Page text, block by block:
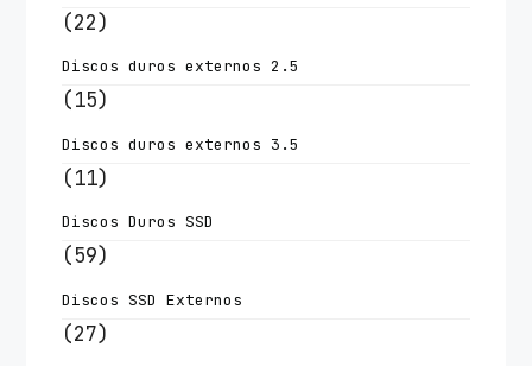
(22)
Discos duros externos 2.5
(15)
Discos duros externos 3.5
(11)
Discos Duros SSD
(59)
Discos SSD Externos
(27)